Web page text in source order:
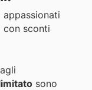
con sconti
sono